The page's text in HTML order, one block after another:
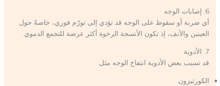
6. إصابات الوجه
أي ضربة أو سقوط على الوجه قد تؤدي إلى تورّم فوري، خاصةً حول
العينين والأنف، إذ تكون الأنسجة الرخوة أكثر عرضة للتجمع الدموي.
7. الأدوية
قد تسبب بعض الأدوية انتفاخ الوجه مثل:
الكورتيزون.